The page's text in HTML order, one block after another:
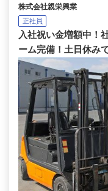
株式会社親栄興業
正社員
入社祝い金増額中！
ーム完備！土日休み